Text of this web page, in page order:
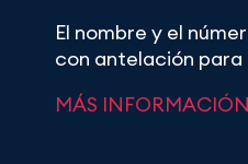
El nombre y el
con antelación
MÁS INFORMACIÓN